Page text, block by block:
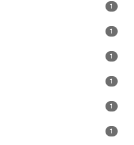
1
1
1
1
1
1